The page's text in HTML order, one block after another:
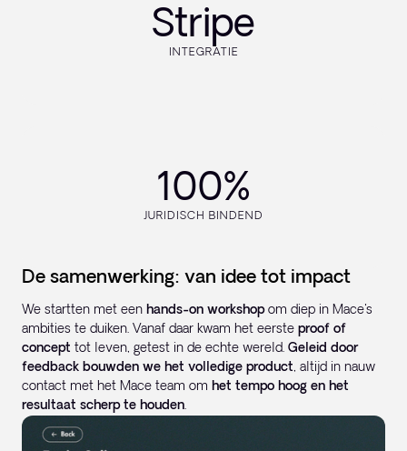
Stripe
INTEGRATIE
100%
JURIDISCH BINDEND
De samenwerking: van idee tot impact
We startten met een hands-on workshopom diep in Mace's
ambities te duiken. Vanaf daar kwam het eerste proof of
concept tot leven, getest in de echte wereld. Geleid door
feedback bouwden we het volledige product, altijd in nauw
contact met het Mace team om het tempo hoog en het
resultaat scherp te houden.